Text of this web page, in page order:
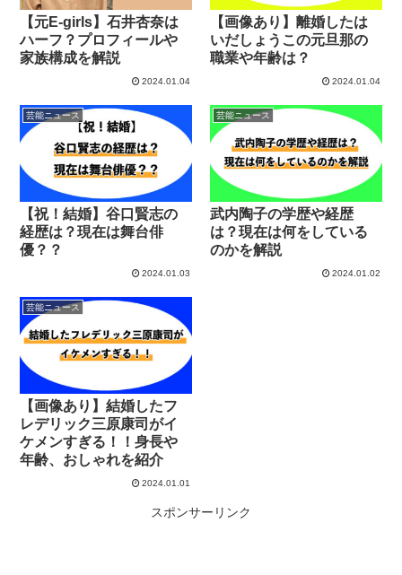
【元E-girls】石井杏奈は
ハーフ？プロフィールや
家族構成を解説
2024.01.04
【画像あり】離婚したは
いだしょうこの元旦那の
職業や年齢は？
2024.01.04
芸能ニュース
【祝！結婚】谷口賢志の
経歴は？現在は舞台俳
優？？
2024.01.03
芸能ニュース
武内陶子の学歴や経歴
は？現在は何をしている
のかを解説
2024.01.02
芸能ニュース
【画像あり】結婚したフ
レデリック三原康司がイ
ケメンすぎる！！身長や
年齢、おしゃれを紹介
2024.01.01
スポンサーリンク